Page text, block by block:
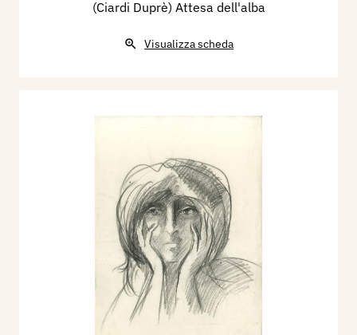
(Ciardi Duprè) Attesa dell'alba
Visualizza scheda